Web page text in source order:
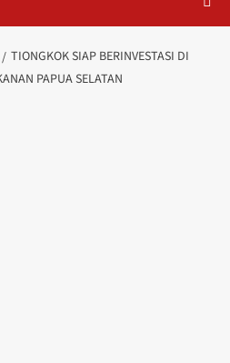
TIONGKOK SIAP BERINVESTASI DI
PAPUA SELATAN